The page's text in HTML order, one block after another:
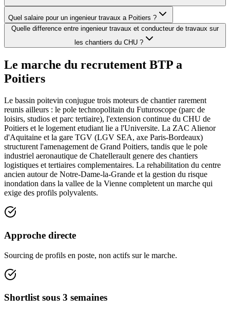
Quel salaire pour un ingenieur travaux a Poitiers ?
Quelle difference entre ingenieur travaux et conducteur de travaux sur
les chantiers du CHU ?
Le marche du recrutement BTP a
Poitiers
Le bassin poitevin conjugue trois moteurs de chantier rarement
reunis ailleurs : le pole technopolitain du Futuroscope (parc de
loisirs, studios et parc tertiaire), l'extension continue du CHU de
Poitiers et le logement etudiant lie a l'Universite. La ZAC Alienor
d'Aquitaine et la gare TGV (LGV SEA, axe Paris-Bordeaux)
structurent l'amenagement de Grand Poitiers, tandis que le pole
industriel aeronautique de Chatellerault genere des chantiers
logistiques et tertiaires complementaires. La rehabilitation du centre
ancien autour de Notre-Dame-la-Grande et la gestion du risque
inondation dans la vallee de la Vienne completent un marche qui
exige des profils polyvalents.
Approche directe
Sourcing de profils en poste, non actifs sur le marche.
Shortlist sous 3 semaines